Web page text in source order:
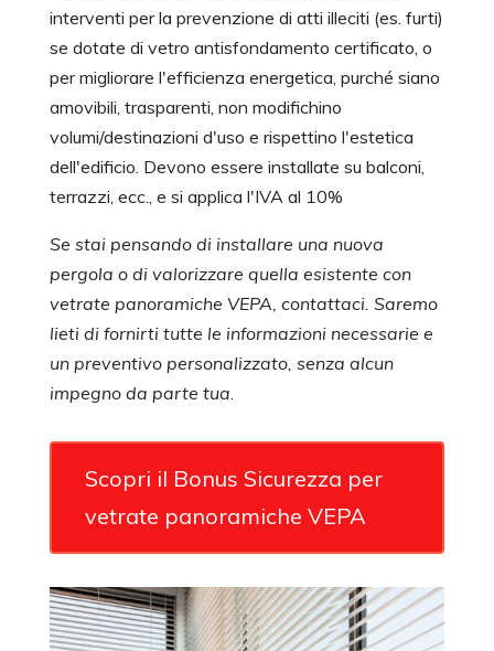
interventi per la prevenzione di atti illeciti (es. furti)
se dotate di vetro antisfondamento certificato, o
per migliorare l'efficienza energetica, purché siano
amovibili, trasparenti, non modifichino
volumi/destinazioni d'uso e rispettino l'estetica
dell'edificio. Devono essere installate su balconi,
terrazzi, ecc., e si applica l'IVA al 10%
Se stai pensando di installare una nuova
pergola o di valorizzare quella esistente con
vetrate panoramiche VEPA, contattaci. Saremo
lieti di fornirti tutte le informazioni necessarie e
un preventivo personalizzato, senza alcun
impegno da parte tua
Scopri il Bonus Sicurezza per
vetrate panoramiche VEPA